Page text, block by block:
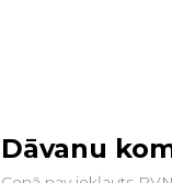
Dāvanu